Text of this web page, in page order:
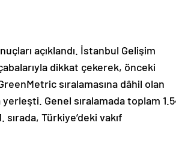
açıklandı. İstanbul Gelişim
dikkat çekerek, önceki
sıralamasına dâhil olan
yerleşti. Genel sıralamada toplam
Türkiye’deki vakıf